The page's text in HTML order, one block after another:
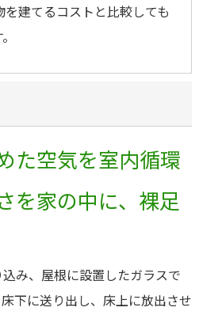
建てるコストと比較しても
た空気を室内循環
を家の中に、裸足
み、屋根に設置したガラスで
下に送り出し、床上に放出させ